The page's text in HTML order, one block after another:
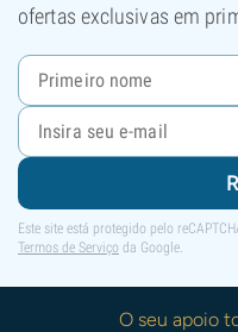
ofertas exclusivas em
Este site está protegido pelo
Termos de Serviço da Google.
O seu apoio